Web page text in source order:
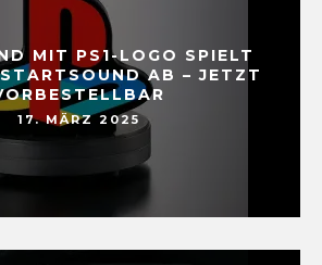
MIT PS1-LOGO SPIELT
AB – JETZT
17. MÄRZ 2025